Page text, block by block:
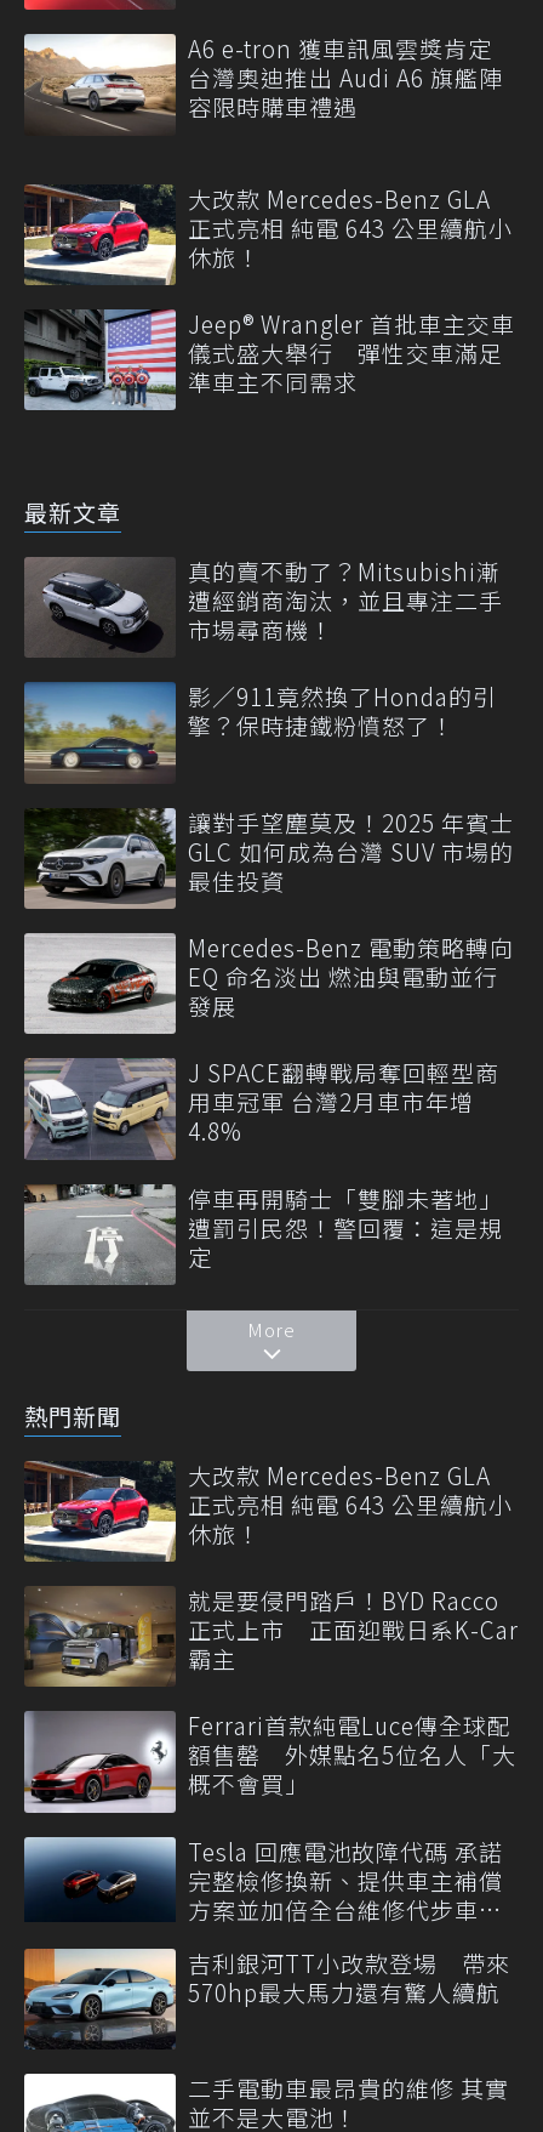
A6 e-tron 獲車訊風雲獎肯定
台灣奧迪推出 Audi A6 旗艦陣
容限時購車禮遇
大改款 Mercedes-Benz GLA
正式亮相 純電 643 公里續航小
休旅！
Jeep® Wrangler 首批車主交車
儀式盛大舉行 彈性交車滿足
準車主不同需求
最新文章
真的賣不動了？Mitsubishi漸
遭經銷商淘汰，並且專注二手
市場尋商機！
影／911竟然換了Honda的引
擎？保時捷鐵粉憤怒了！
讓對手望塵莫及！2025 年賓士
GLC 如何成為台灣 SUV 市場的
最佳投資
Mercedes-Benz 電動策略轉向
EQ 命名淡出 燃油與電動並行
發展
J SPACE翻轉戰局奪回輕型商
用車冠軍 台灣2月車市年增
4.8%
停車再開騎士「雙腳未著地」
遭罰引民怨！警回覆：這是規
定
More
熱門新聞
大改款 Mercedes-Benz GLA
正式亮相 純電 643 公里續航小
休旅！
就是要侵門踏戶！BYD Racco
正式上市 正面迎戰日系K-Car
霸主
Ferrari首款純電Luce傳全球配
額售罄 外媒點名5位名人「大
概不會買」
Tesla 回應電池故障代碼 承諾
完整檢修換新、提供車主補償
方案並加倍全台維修代步車數
吉利銀河TT小改款登場 帶來
570hp最大馬力還有驚人續航
二手電動車最昂貴的維修 其實
並不是大電池！